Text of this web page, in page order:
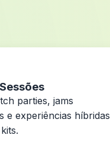
parties, jams
e experiências híbridas